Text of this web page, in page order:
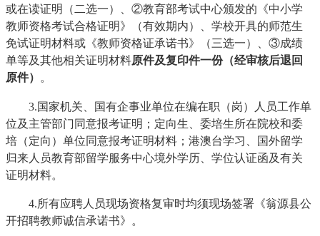
或在读证明（二选一）、②教育部考试中心颁发的《中小学
教师资格考试合格证明》（有效期内）、学校开具的师范生
免试证明材料或《教师资格证承诺书》（三选一）、③成绩
单等及其他相关证明材料原件及复印件一份（经审核后退回
原件） 。
3.国家机关、国有企事业单位在编在职（岗）人员工作单
位及主管部门同意报考证明；定向生、委培生所在院校和委
培（定向）单位同意报考证明材料；港澳台学习、国外留学
归来人员教育部留学服务中心境外学历、学位认证函及有关
证明材料。
4.所有应聘人员现场资格复审时均须现场签署《翁源县公
开招聘教师诚信承诺书》。